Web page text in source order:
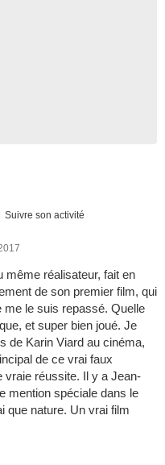
Suivre son activité
même réalisateur, fait en
de son premier film, qui
me le suis repassé. Quelle
et super bien joué. Je
de Karin Viard au cinéma,
de ce vrai faux
vraie réussite. Il y a Jean-
mention spéciale dans le
que nature. Un vrai film